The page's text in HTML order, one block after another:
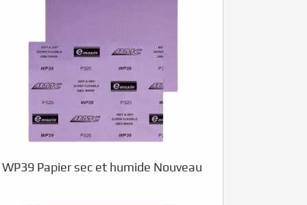
WP39 Papier sec et humide Nouveau